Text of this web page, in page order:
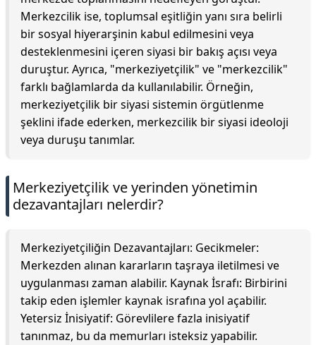
Merkezcilik ise, toplumsal eşitliğin yanı sıra belirli
bir sosyal hiyerarşinin kabul edilmesini veya
desteklenmesini içeren siyasi bir bakış açısı veya
duruştur. Ayrıca, "merkeziyetçilik" ve "merkezcilik"
farklı bağlamlarda da kullanılabilir. Örneğin,
merkeziyetçilik bir siyasi sistemin örgütlenme
şeklini ifade ederken, merkezcilik bir siyasi ideoloji
veya duruşu tanımlar.
Merkeziyetçilik ve yerinden yönetimin
dezavantajları nelerdir?
Merkeziyetçiliğin Dezavantajları: Gecikmeler:
Merkezden alınan kararların taşraya iletilmesi ve
uygulanması zaman alabilir. Kaynak İsrafı: Birbirini
takip eden işlemler kaynak israfına yol açabilir.
Yetersiz İnisiyatif: Görevlilere fazla inisiyatif
tanınmaz, bu da memurları isteksiz yapabilir.